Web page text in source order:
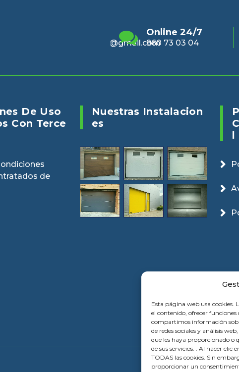
Esta página web usa cookies.
el contenido, ofrecer funciones
compartimos información
de redes sociales y análisis
que les haya proporcionado o
de sus servicios. . Al hacer clic
TODAS las cookies. Sin
proporcionar un
Envianos un Email
De Uso
Con Terce
de
Nuestras Instalacion
Es
L